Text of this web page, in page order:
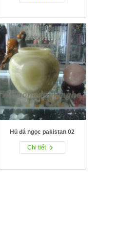
Hủ đá ngọc pakistan 02
Chi tiết